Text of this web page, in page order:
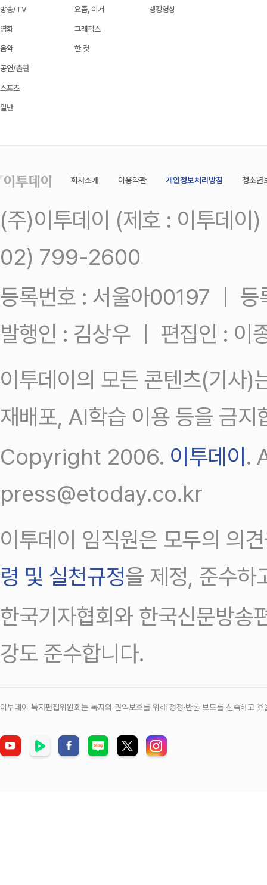
방송/TV
영화
음악
공연/출판
스포츠
일반
요즘, 이거
그래픽스
한 컷
랭킹영상
회사소개 이용약관 개인정보처리방침 청소년
(주)이투데이 (제호 : 이투데
02) 799-2600
등록번호 : 서울아00197 ㅣ
발행인 : 김상우 ㅣ 편집인 : 이
이투데이의 모든 콘텐츠(기사)
재배포, AI학습 이용 등을 금지
Copyright 2006. 이투데이.
press@etoday.co.kr
이투데이 임직원은 모두의 의
령 및 실천규정을 제정, 준수하
한국기자협회와 한국신문방송
강도 준수합니다.
이투데이 독자편집위원회는 독자의 권익보호를 위해 정정‧반론 보도를 신속하고